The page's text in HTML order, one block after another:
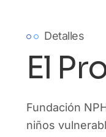
Detalles
El
Fundación
niños